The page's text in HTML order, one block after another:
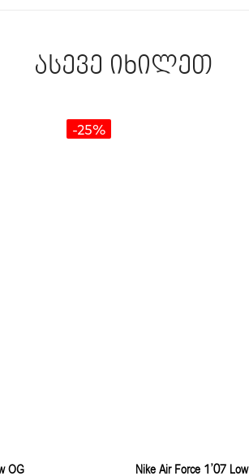
ასევე იხილეთ
-25%
OG Nike Air Force 1’07 Low